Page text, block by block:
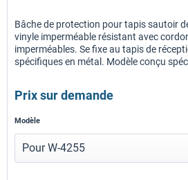
Bâche de protection pour tapis sautoir
vinyle imperméable résistant avec
imperméables. Se fixe au tapis de
spécifiques en métal. Modèle conçu
Prix sur demande
Modèle